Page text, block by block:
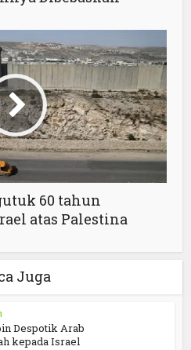
60 tahun
atas Palestina
Juga
Despotik Arab
kepada Israel